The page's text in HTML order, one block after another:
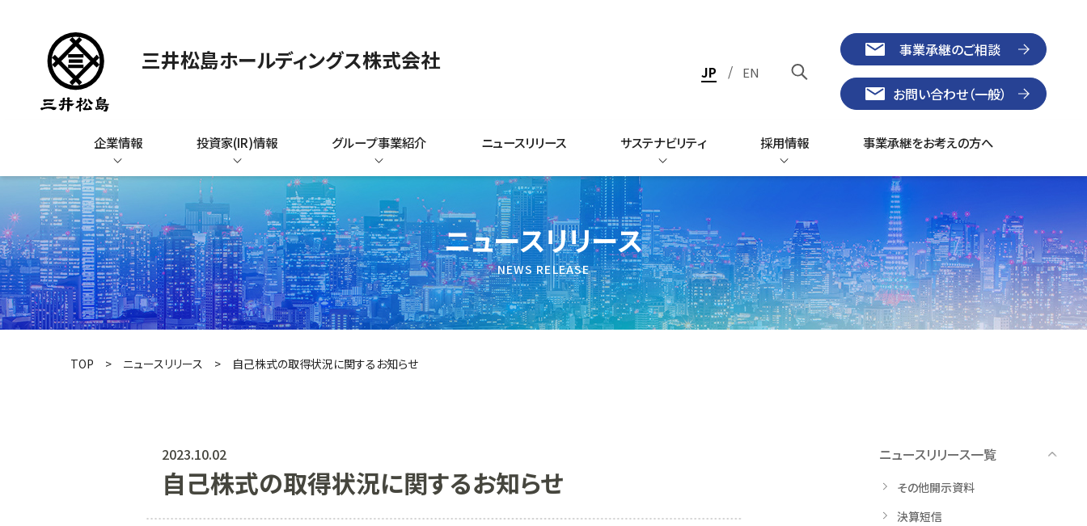
ニュースリリース
NEWS RELEASE
三井松島ホールディングス株式会社 JP EN
/
事業承継のご相談
お問い合わせ（一般）
企業情報 投資家(IR)情報 グループ事業紹介 ニュースリリース サステナビリティ 採用情報 事業承継をお考えの方へ
TOP ニュースリリース 自己株式の取得状況に関するお知らせ
2023.10.02
自己株式の取得状況に関するお知らせ
ニュースリリース一覧
その他開示資料
決算短信